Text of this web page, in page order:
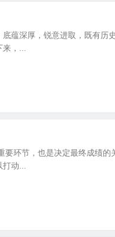
蕴深厚，锐意进取，既有历
来，...
环节，也是决定最终成绩
打动...